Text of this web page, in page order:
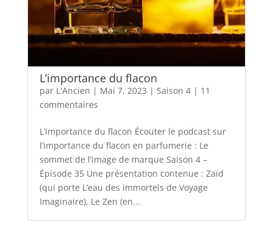
L’importance du flacon
par L'Ancien | Mai 7, 2023 | Saison 4| 11
commentaires
L’importance du flacon Écouter le podcast sur
l’importance du flacon en parfumerie : Le
sommet de l’image de marque Saison 4 –
Épisode 35 Une présentation contenue : Zaïd
(qui porte L’eau des immortels de Voyage
Imaginaire), Le Zen (en...